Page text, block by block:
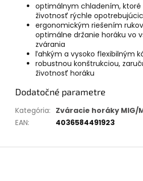
optimálnym chladením, ktoré
životnosť rýchle
ergonomickým riešením
optimálne držanie horáku vo
zvárania
ľahkým a vysoko flexibilným
robustnou konštrukciou,
životnosť horáku
Dodatočné parametre
Kategória: Zváracie horáky MIG/
EAN: 4036584491923